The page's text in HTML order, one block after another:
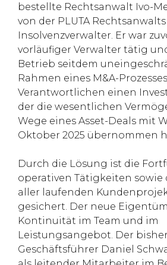
bestellte Rechtsanwalt Ivo-
von der PLUTA
Insolvenzverwalter. Er war
vorläufiger Verwalter tätig
Betrieb seitdem
Rahmen eines M&A-
Verantwortlichen einen
der die wesentlichen
Wege eines Asset-Deals mit
Oktober 2025 übernommen
Durch die Lösung ist die
operativen Tätigkeiten sowie
aller laufenden
gesichert. Der neue
Kontinuität im Team und im
Leistungsangebot. Der
Geschäftsführer Daniel